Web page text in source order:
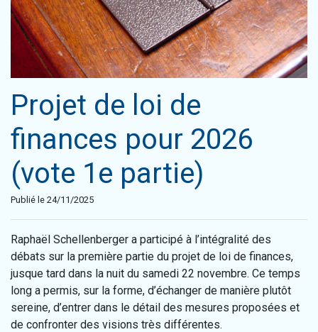
Projet de loi de
finances pour 2026
(vote 1e partie)
Publié le 24/11/2025
Raphaël Schellenberger a participé à l’intégralité des
débats sur la première partie du projet de loi de finances,
jusque tard dans la nuit du samedi 22 novembre. Ce temps
long a permis, sur la forme, d’échanger de manière plutôt
sereine, d’entrer dans le détail des mesures proposées et
de confronter des visions très différentes.